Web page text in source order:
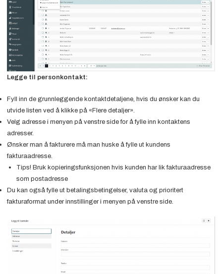
Legge til personkontakt:
Fyll inn de grunnleggende kontaktdetaljene, hvis du ønsker kan du
utvide listen ved å klikke på «Flere detaljer».
Velg adresse i menyen på venstre side for å fylle inn kontaktens
adresser.
Ønsker man å fakturere må man huske å fylle ut kundens
fakturaadresse.
Tips! Bruk kopieringsfunksjonen hvis kunden har lik fakturaadresse
som postadresse
Du kan også fylle ut betalingsbetingelser, valuta og prioritert
fakturaformat under innstillinger i menyen på venstre side.